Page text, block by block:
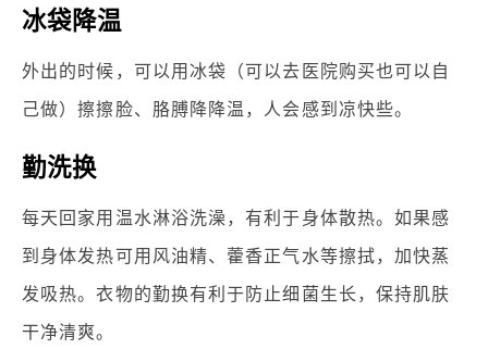
冰袋降温
外出的时候，可以用冰袋（可以去医院购买也可以自
己做）擦擦脸、胳膊降降温，人会感到凉快些。
勤洗换
每天回家用温水淋浴洗澡，有利于身体散热。如果感
到身体发热可用风油精、藿香正气水等擦拭，加快蒸
发吸热。衣物的勤换有利于防止细菌生长，保持肌肤
干净清爽。